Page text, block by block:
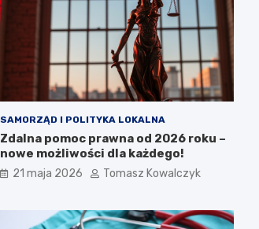
SAMORZĄD I POLITYKA LOKALNA
Zdalna pomoc prawna od 2026 roku –
nowe możliwości dla każdego!
21 maja 2026 Tomasz Kowalczyk